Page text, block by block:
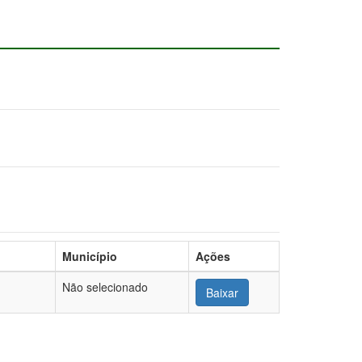
Município
Ações
Não selecionado Baixar